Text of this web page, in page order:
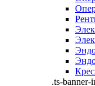
.ts-